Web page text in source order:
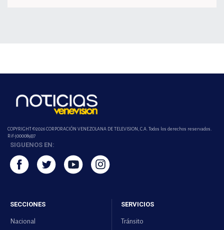
COPYRIGHT ©2026 CORPORACIÓN VENEZOLANA DE TELEVISION, C.A. Todos los derechos reservados.
Rif-j000089337
SIGUENOS EN:
SECCIONES
Nacional
SERVICIOS
Tránsito